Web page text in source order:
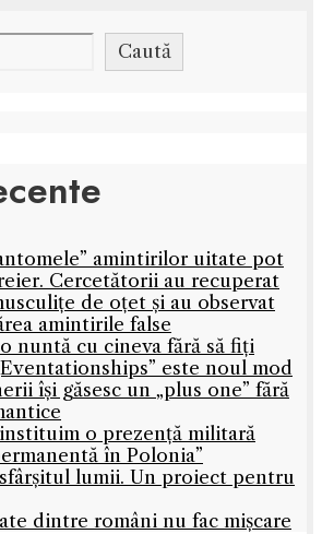
Caută
amintirilor uitate pot
Cercetătorii au recuperat
de oțet și au observat
amintirile false
nuntă cu cineva fără să fiți
este noul mod
își găsesc un „plus one” fără
o prezență militară
în Polonia”
lumii. Un proiect pentru
dintre români nu fac mișcare